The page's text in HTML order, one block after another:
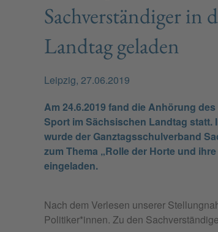
Sachverständiger in
Landtag geladen
Leipzig, 27.06.2019
Am 24.6.2019 fand die Anhörung
Sport im Sächsischen Landtag statt.
wurde der Ganztagsschulverband
zum Thema „Rolle der Horte und
eingeladen.
Nach dem Verlesen unserer
Politiker*innen. Zu den